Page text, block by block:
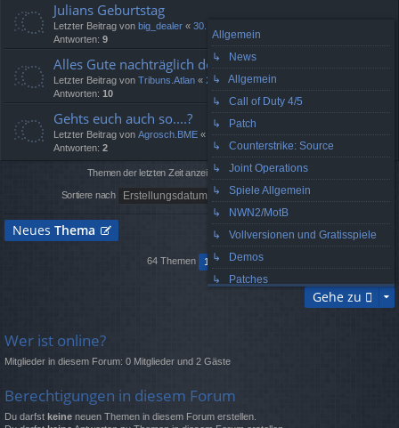
Julians Geburtstag
Letzter Beitrag von big_dealer « 30. Juni 2007, 12:21
Antworten: 9
Alles Gute nachträglich dem Muri
Letzter Beitrag von Tribuns.Atlan « 29. Juni 2007, 19:02
Antworten: 10
Gehts euch auch so....?
Letzter Beitrag von Agrosch.BME « 25. Juni 2007, 07:08
Antworten: 2
Themen der letzten Zeit anzeigen:
Sortiere nach
Neues Thema
64 Themen 1
Nächste
Gehe zu
Allgemein
↳ News
↳ Allgemein
↳ Call of Duty 4/5
↳ Patch
↳ Counterstrike: Source
↳ Joint Operations
↳ Spiele Allgemein
↳ NWN2/MotB
↳ Vollversionen und Gratisspiele
↳ Demos
↳ Patches
↳ Software und IT-Sicherheit
↳ Homepage Vorstellungen
↳ Kartoffelkäfer...
Wer ist online?
Mitglieder in diesem Forum: 0 Mitglieder und 2 Gäste
Berechtigungen in diesem Forum
Du darfst keine neuen Themen in diesem Forum erstellen.